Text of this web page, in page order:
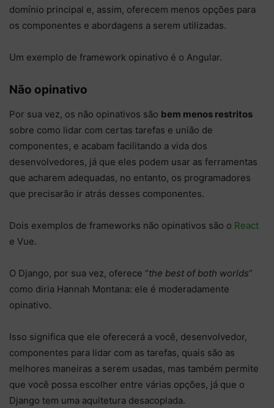
domínio principal e, assim, oferecem menos opções para
os componentes e abordagens a serem utilizadas.
Um exemplo de framework opinativo é o Angular.
Não opinativo
Por sua vez, os não opinativos são bem menos restritos
sobre como lidar com certas tarefas e união de
componentes, e acabam facilitando a vida dos
desenvolvedores, já que eles podem usar as ferramentas
que acharem adequadas, no entanto, os programadores
que precisarão ir atrás desses componentes.
Dois exemplos de frameworks não opinativos são o React
e Vue.
O Django, por sua vez, oferece “the best of both worlds”
como diria Hannah Montana: ele é moderadamente
opinativo.
Isso significa que ele oferecerá a você, desenvolvedor,
componentes para lidar com as tarefas, quais são as
melhores maneiras a serem usadas, mas também permite
que você possa escolher entre várias opções, já que o
Django tem uma aquitetura desacoplada.